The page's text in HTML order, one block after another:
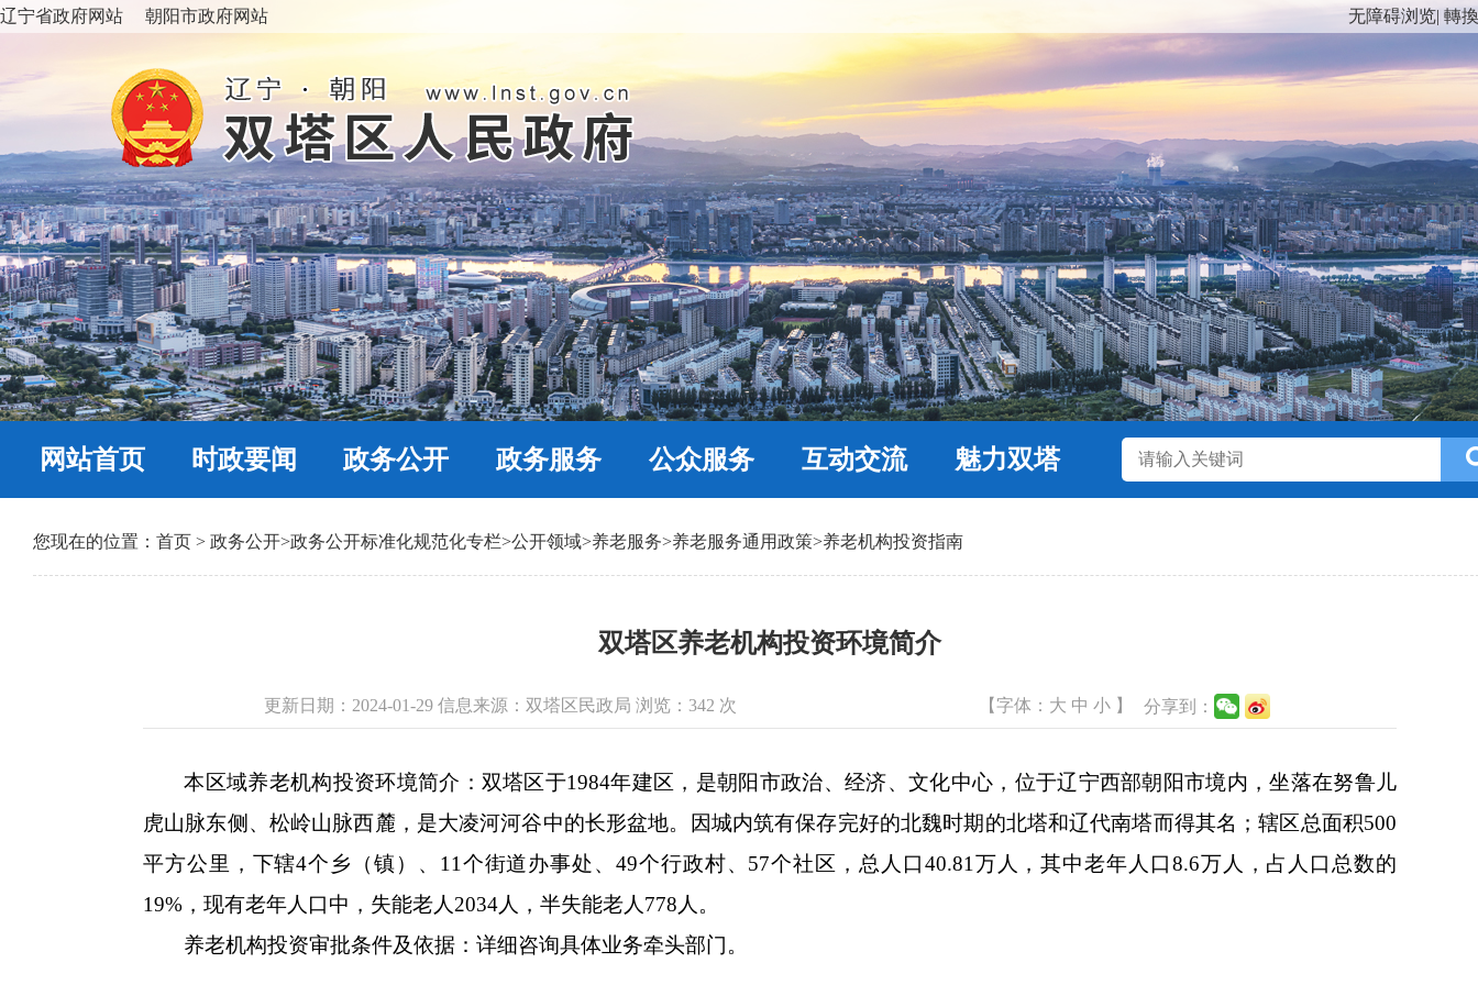
辽宁省政府网站 朝阳市政府网站 无障碍浏览| 轉
网站首页 时政要闻 政务公开 政务服务 公众服务 互动交流 魅力双塔
您现在的位置： 首页 > 政务公开>政务公开标准化规范化专栏>公开领域>养老服务>养老服务通用政策>养老机构投资指南
双塔区养老机构投资环境简介
更新日期：2024-01-29 信息来源：双塔区民政局 浏览： 342 次 【字体： 大 中 小 】 分享到：
本区域养老机构投资环境简介：双塔区于1984年建区，是朝阳市政治、经济、文化中心，位于辽宁西部朝阳市境内，坐落在努鲁儿
虎山脉东侧、松岭山脉西麓，是大凌河河谷中的长形盆地。因城内筑有保存完好的北魏时期的北塔和辽代南塔而得其名；辖区总面积500
平方公里，下辖4个乡（镇）、11个街道办事处、49个行政村、57个社区，总人口40.81万人，其中老年人口8.6万人，占人口总数的
19%，现有老年人口中，失能老人2034人，半失能老人778人。
养老机构投资审批条件及依据：详细咨询具体业务牵头部门。